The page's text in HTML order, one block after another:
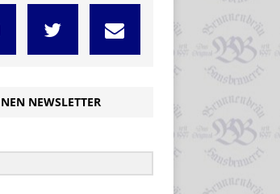
NEWSLETTER